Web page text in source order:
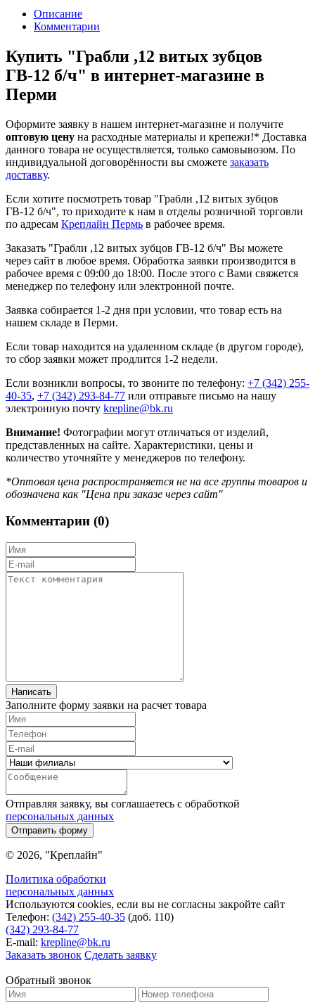
Описание
Комментарии
Купить "Грабли ,12 витых зубцов
ГВ-12 б/ч" в интернет-магазине в
Перми
Оформите заявку в нашем интернет-магазине и получите
оптовую цену на расходные материалы и крепежи!* Доставка
данного товара не осуществляется, только самовывозом. По
индивидуальной договорённости вы сможете заказать
доставку.
Если хотите посмотреть товар "Грабли ,12 витых зубцов
ГВ-12 б/ч", то приходите к нам в отделы розничной торговли
по адресам Креплайн Пермь в рабочее время.
Заказать "Грабли ,12 витых зубцов ГВ-12 б/ч" Вы можете
через сайт в любое время. Обработка заявки производится в
рабочее время с 09:00 до 18:00. После этого с Вами свяжется
менеджер по телефону или электронной почте.
Заявка собирается 1-2 дня при условии, что товар есть на
нашем складе в Перми.
Если товар находится на удаленном складе (в другом городе),
то сбор заявки может продлится 1-2 недели.
Если возникли вопросы, то звоните по телефону: +7 (342) 255-
40-35, +7 (342) 293-84-77 или отправьте письмо на нашу
электронную почту krepline@bk.ru
Внимание! Фотографии могут отличаться от изделий,
представленных на сайте. Характеристики, цены и
количество уточняйте у менеджеров по телефону.
*Оптовая цена распространяется не на все группы товаров и
обозначена как "Цена при заказе через сайт"
Комментарии (0)
Заполните форму заявки на расчет товара
Отправляя заявку, вы соглашаетесь с обработкой
персональных данных
Отправить форму
© 2026, "Креплайн"
Политика обработки
персональных данных
Используются cookies, если вы не согласны закройте сайт
Телефон: (342) 255-40-35 (доб. 110)
(342) 293-84-77
E-mail: krepline@bk.ru
Заказать звонок Сделать заявку
Обратный звонок